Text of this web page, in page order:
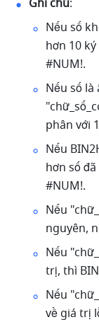
Ghi chú:
Nếu số
hơn 10
#NUM!.
Nếu số là
phân với
Nếu
hơn số
#NUM!.
Nếu
nguyên,
Nếu
trị, thì
Nếu
về giá trị